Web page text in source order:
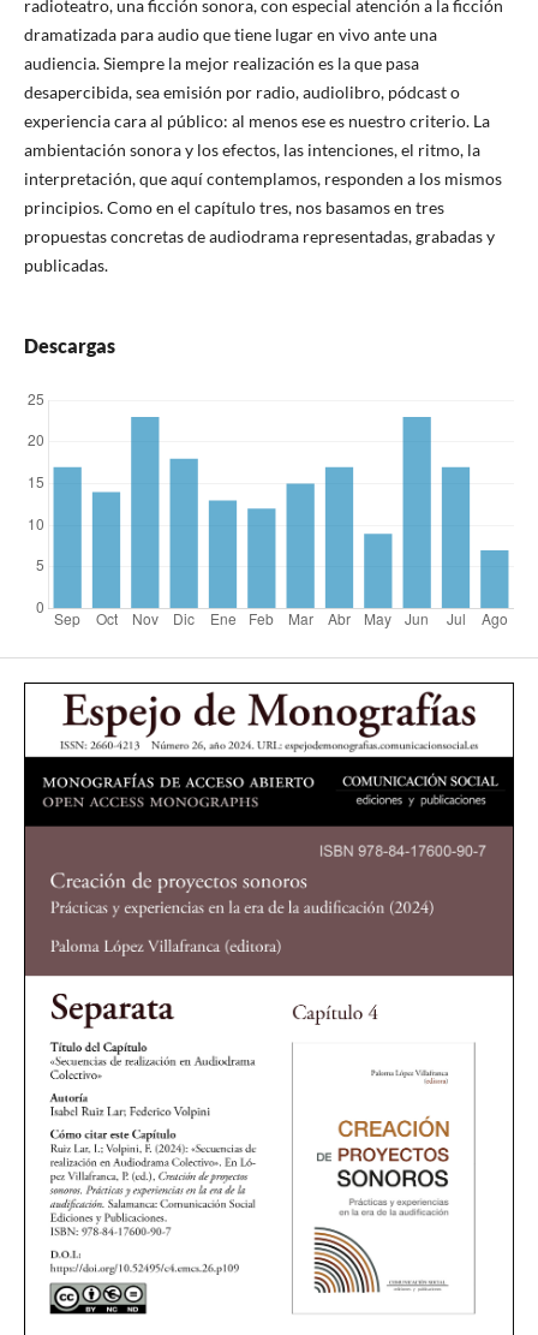
radioteatro, una ficción sonora, con especial atención a la ficción
dramatizada para audio que tiene lugar en vivo ante una
audiencia. Siempre la mejor realización es la que pasa
desapercibida, sea emisión por radio, audiolibro, pódcast o
experiencia cara al público: al menos ese es nuestro criterio. La
ambientación sonora y los efectos, las intenciones, el ritmo, la
interpretación, que aquí contemplamos, responden a los mismos
principios. Como en el capítulo tres, nos basamos en tres
propuestas concretas de audiodrama representadas, grabadas y
publicadas.
Descargas